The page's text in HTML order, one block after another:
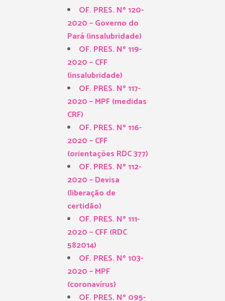
OF. PRES. Nº 120-
2020 – Governo do
Pará (insalubridade)
OF. PRES. Nº 119-
2020 – CFF
(insalubridade)
OF. PRES. Nº 117-
2020 – MPF (medidas
CRF)
OF. PRES. Nº 116-
2020 – CFF
(orientações RDC 377)
OF. PRES. Nº 112-
2020 – Devisa
(liberação de
certidão)
OF. PRES. Nº 111-
2020 – CFF (RDC
582014)
OF. PRES. Nº 103-
2020 – MPF
(coronavírus)
OF. PRES. Nº 095-